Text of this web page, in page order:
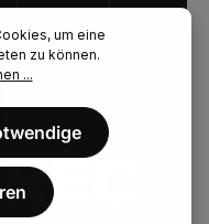
um eine
zu können.
...